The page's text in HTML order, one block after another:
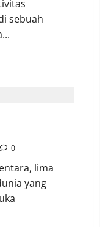
sebuah
0
lima
yang